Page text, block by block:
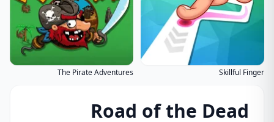
Skillful Finger
The Pirate Adventures
Road of the Dead